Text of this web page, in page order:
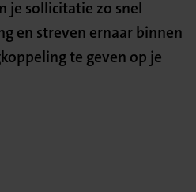
je sollicitatie zo snel
en streven ernaar binnen
te geven op je